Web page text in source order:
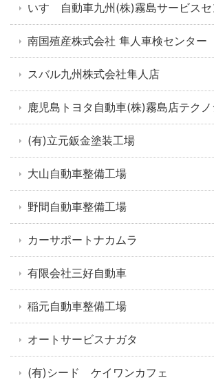
いすゞ自動車九州(株)霧島サービス
南国殖産株式会社 隼人車検センター
スバル九州株式会社隼人店
鹿児島トヨタ自動車(株)霧島店テク
(有)立元鈑金塗装工場
大山自動車整備工場
野間自動車整備工場
カーサポートナカムラ
有限会社三好自動車
稲元自動車整備工場
オートサービスナガタ
(有)シード ケイワンカフェ